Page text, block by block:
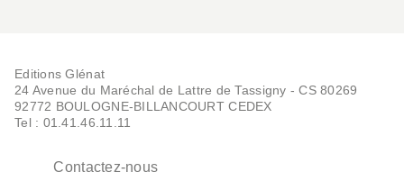
Editions Glénat
24 Avenue du Maréchal de Lattre de Tassigny - CS 80269
92772 BOULOGNE-BILLANCOURT CEDEX
Tel : 01.41.46.11.11
Contactez-nous